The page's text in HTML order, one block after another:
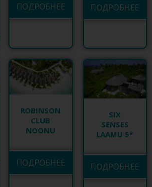
ПОДРОБНЕЕ ПОДРОБНЕЕ
ROBINSON
CLUB
NOONU
ПОДРОБНЕЕ
SIX
SENSES
LAAMU 5*
ПОДРОБНЕЕ